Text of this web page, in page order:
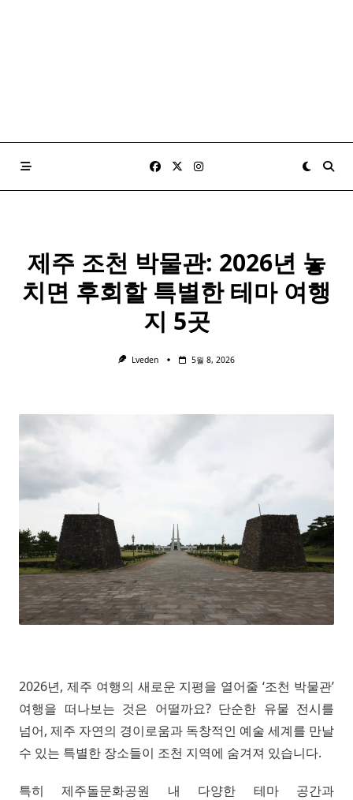
제주 조천 박물관: 2026년 놓
치면 후회할 특별한 테마 여행
지 5곳
Lveden 5월 8, 2026
2026년, 제주 여행의 새로운 지평을 열어줄 ‘조천 박물관’
여행을 떠나보는 것은 어떨까요? 단순한 유물 전시를
넘어, 제주 자연의 경이로움과 독창적인 예술 세계를 만날
수 있는 특별한 장소들이 조천 지역에 숨겨져 있습니다.
특히 제주돌문화공원 내 다양한 테마 공간과